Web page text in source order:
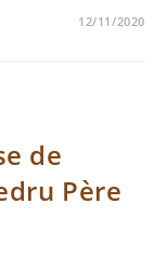
12/11/2020
de
Père